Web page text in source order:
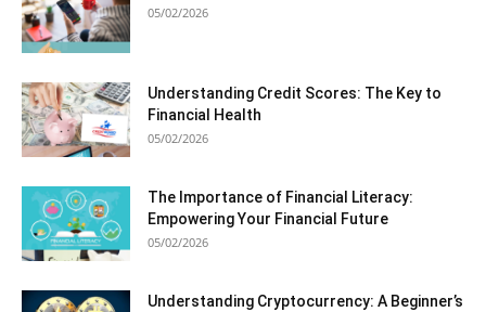
05/02/2026
Understanding Credit Scores: The Key to
Financial Health
05/02/2026
The Importance of Financial Literacy:
Empowering Your Financial Future
05/02/2026
Understanding Cryptocurrency: A Beginner’s